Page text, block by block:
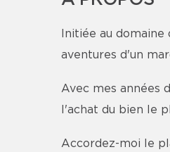
Initiée au
aventures d'un
Avec mes années
l'achat du bien le
Accordez-moi le